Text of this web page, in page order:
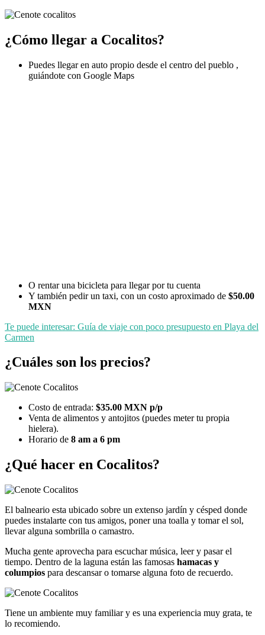
¿Cómo llegar a Cocalitos?
Puedes llegar en auto propio desde el centro del pueblo ,
guiándote con Google Maps
O rentar una bicicleta para llegar por tu cuenta
Y también pedir un taxi, con un costo aproximado de $50.00
MXN
Te puede interesar: Guía de viaje con poco presupuesto en Playa del
Carmen
¿Cuáles son los precios?
Costo de entrada: $35.00 MXN p/p
Venta de alimentos y antojitos (puedes meter tu propia
hielera).
Horario de 8 am a 6 pm
¿Qué hacer en Cocalitos?
El balneario esta ubicado sobre un extenso jardín y césped donde
puedes instalarte con tus amigos, poner una toalla y tomar el sol,
llevar alguna sombrilla o camastro.
Mucha gente aprovecha para escuchar música, leer y pasar el
tiempo. Dentro de la laguna están las famosas hamacas y
columpios para descansar o tomarse alguna foto de recuerdo.
Tiene un ambiente muy familiar y es una experiencia muy grata, te
lo recomiendo.